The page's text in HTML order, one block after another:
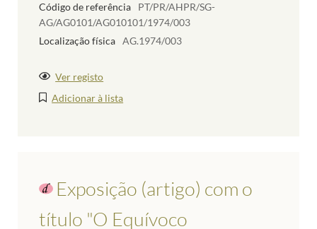
Código de referência
PT/PR/AHPR/SG-
AG/AG0101/AG010101/1974/003
Localização física AG.1974/003
Ver registo
Adicionar à lista
Exposição (artigo) com o
título "O Equívoco